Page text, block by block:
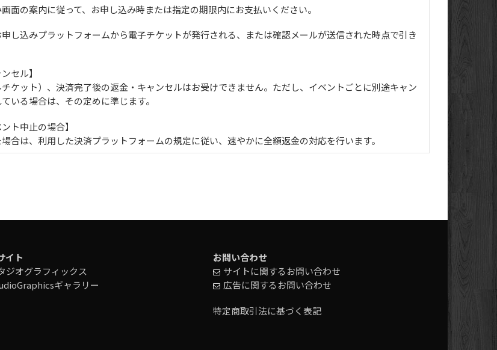
面の案内に従って、お申し込み時または指定の期限内にお支払いください。
し込みプラットフォームから電子チケットが発行される、または確認メールが送信された時点で引き
セル】
ケット）、決済完了後の返金・キャンセルはお受けできません。ただし、イベントごとに別途キャン
いる場合は、その定めに準じます。
ト中止の場合】
合は、利用した決済プラットフォームの規定に従い、速やかに全額返金の対応を行います。
イト
ジオグラフィックス
ギャラリー
お問い合わせ
サイトに関するお問い合わせ
広告に関するお問い合わせ
特定商取引法に基づく表記